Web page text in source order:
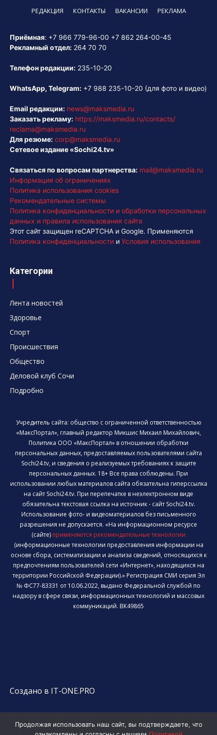
РЕДАКЦИЯ КОНТАКТЫ ВАКАНСИИ РЕКЛАМА
Приёмная: +7 966 779-96-00 +7 862 264-00-45
Рекламный отдел: 264 70 70
Телефон редакции: 235-10-20
WhatsApp, Telegram: +7 988 235-10-20 (для фото и видео)
Email редакции: news@maksmedia.ru
Заказать рекламу: https://maksmedia.ru/contacts/
reclama@maksmedia.ru
Для резюме: corp@maksmedia.ru
Сетевое издание «Sochi24.tv»
Связаться по вопросам партнерства: mail@maksmedia.ru
Информация об ограничениях
Политика использования cookies
Рекомендательные системы
Политика конфиденциальности и обработки персональных
данных и правила использования сайта
Этот сайт защищен reCAPTCHA и Google. Применяются
Политика конфиденциальности и Условия использования
Категории
Лента новостей
Здоровье
Спорт
Происшествия
Общество
Деловой клуб Сочи
Подробно
Учредитель сайта: общество с ограниченной ответственностью
«МаксПортал», главный редактор Микшис Михаил Михайлович,
Политика ООО «МаксПортал» в отношении обработки
персональных данных, предоставляемых пользователями сайта
Sochi24.tv, и сведения о реализуемых требованиях к защите
персональных данных. 18+ Все права соблюдены. При
использовании любых материалов сайта обязательна гиперссылка
на сайт Sochi24.tv. При перепечатке в неэлектронном виде
обязательна текстовая ссылка на источник - сайт Sochi24.tv.
Использование фото- и видеоматериалов без письменного
разрешения не допускается. «На информационном ресурсе
(сайте) применяются рекомендательные технологии
(информационные технологии предоставления информации на
основе сбора, систематизации и анализа сведений, относящихся к
предпочтениям пользователей сети «Интернет», находящихся на
территории Российской Федерации).» Регистрация СМИ серия Эл
№ ФС77-83331 от 10.06.2022, выдано Федеральной службой по
надзору в сфере связи, информационных технологий и массовых
коммуникаций. ВК49865
Создано в IT-ONE.PRO
Продолжая использовать наш сайт, вы подтверждаете, что